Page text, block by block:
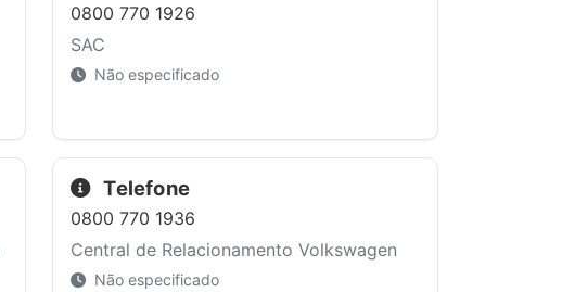
0800 770 1926
SAC
Não especificado
Telefone
0800 770 1936
Central de Relacionamento Volkswagen
Não especificado